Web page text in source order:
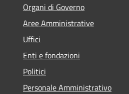
Organi di Governo
Aree Amministrative
Uffici
Enti e fondazioni
Politici
Personale Amministrativo